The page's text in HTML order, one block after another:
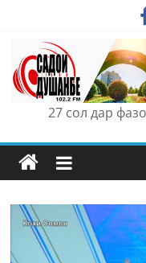
content
27 сол дар